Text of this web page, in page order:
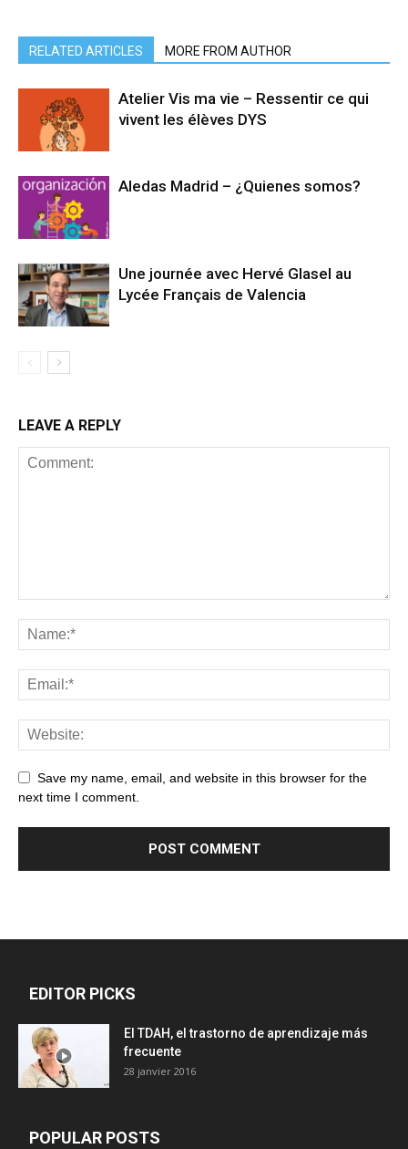
RELATED ARTICLES MORE FROM AUTHOR
Atelier Vis ma vie – Ressentir ce qui
vivent les élèves DYS
Aledas Madrid – ¿Quienes somos?
Une journée avec Hervé Glasel au
Lycée Français de Valencia
LEAVE A REPLY
Save my name, email, and website in this browser for the
next time I comment.
EDITOR PICKS
El TDAH, el trastorno de aprendizaje más
frecuente
28 janvier 2016
POPULAR POSTS